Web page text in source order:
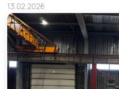
13.02.2026